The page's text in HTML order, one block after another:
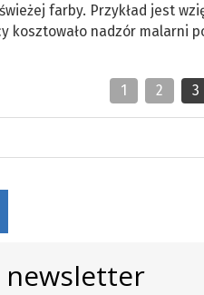
farby. Przykład jest
kosztowało nadzór malarni
1 2 3
newsletter